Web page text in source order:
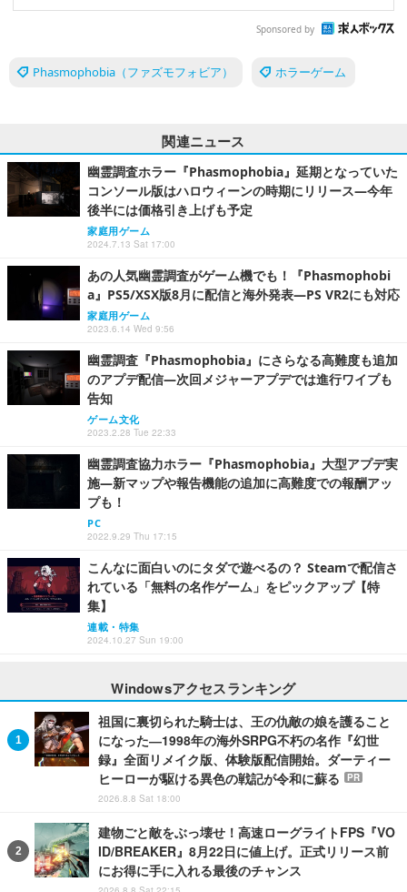
Sponsored by
Phasmophobia（ファズモフォビア） ホラーゲーム
関連ニュース
幽霊調査ホラー『Phasmophobia』延期となっていた
コンソール版はハロウィーンの時期にリリース―今年
後半には価格引き上げも予定
家庭用ゲーム
2024.7.13 Sat 17:00
あの人気幽霊調査がゲーム機でも！『Phasmophobi
a』PS5/XSX版8月に配信と海外発表―PS VR2にも対応
家庭用ゲーム
2023.6.14 Wed 9:56
幽霊調査『Phasmophobia』にさらなる高難度も追加
のアプデ配信―次回メジャーアプデでは進行ワイプも
告知
ゲーム文化
2023.2.28 Tue 22:33
幽霊調査協力ホラー『Phasmophobia』大型アプデ実
施―新マップや報告機能の追加に高難度での報酬アッ
プも！
PC
2022.9.29 Thu 17:15
こんなに面白いのにタダで遊べるの？ Steamで配信さ
れている「無料の名作ゲーム」をピックアップ【特
集】
連載・特集
2024.10.27 Sun 19:00
Windowsアクセスランキング
祖国に裏切られた騎士は、王の仇敵の娘を護ること
になった―1998年の海外SRPG不朽の名作『幻世
録』全面リメイク版、体験版配信開始。ダーティー
ヒーローが駆ける異色の戦記が令和に蘇る
PR
2026.8.8 Sat 18:00
建物ごと敵をぶっ壊せ！高速ローグライトFPS『VO
ID/BREAKER』8月22日に値上げ。正式リリース前
にお得に手に入れる最後のチャンス